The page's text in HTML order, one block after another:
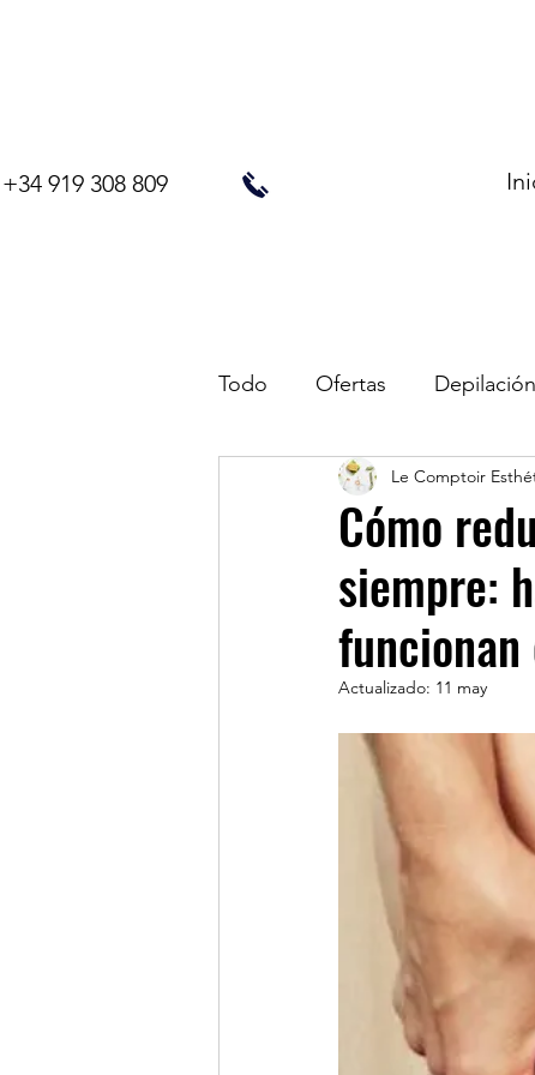
+34 919 308 809
Todo Ofertas Depilación
Cómo
siempre:
Le Comptoir
Actualizado: 11 may